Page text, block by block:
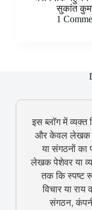
सुकांत
1
इस ब्लॉग में व्यक्त
और केवल लेखक से
या संगठनों का
लेखक पेशेवर या
तक कि स्पष्ट
विचार या
संगठन,